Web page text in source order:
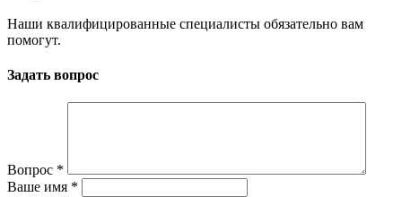
Наши квалифицированные специалисты обязательно вам
помогут.
Задать вопрос
Вопрос *
Ваше имя *